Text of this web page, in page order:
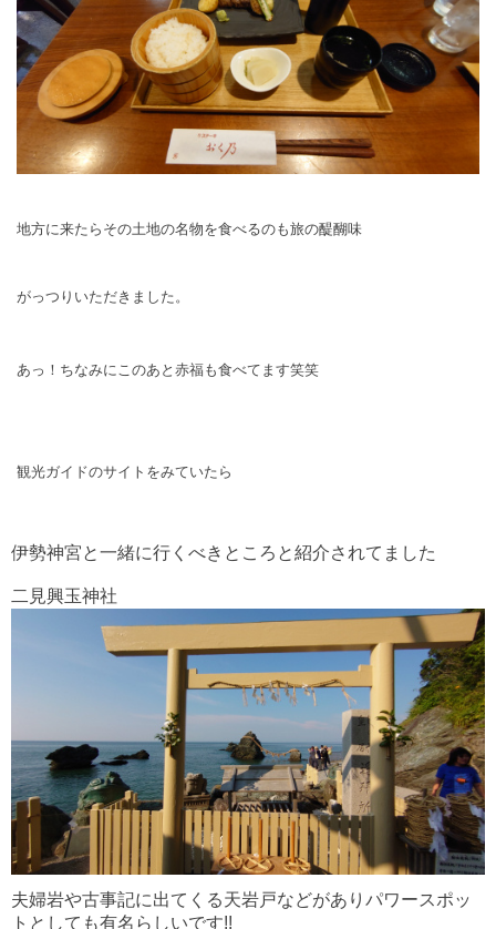
地方に来たらその土地の名物を食べるのも旅の醍醐味
がっつりいただきました。
あっ！ちなみにこのあと赤福も食べてます笑笑
観光ガイドのサイトをみていたら
伊勢神宮と一緒に行くべきところと紹介されてました
二見興玉神社
夫婦岩や古事記に出てくる天岩戸などがありパワースポッ
トとしても有名らしいです!!